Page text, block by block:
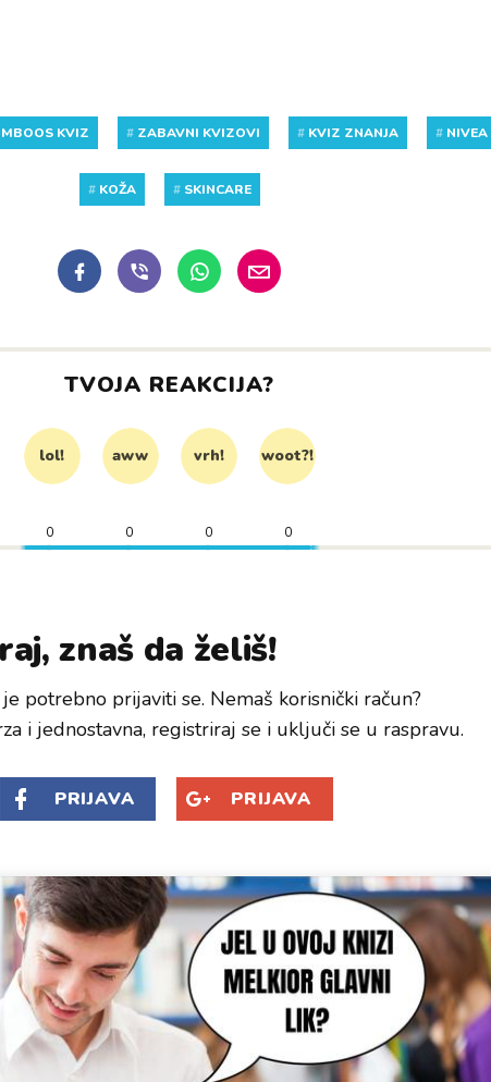
KVIZ # ZABAVNI KVIZOVI # KVIZ ZNANJA # NIVEA
# KOŽA # SKINCARE
TVOJA REAKCIJA?
lol! aww vrh! woot?!
0 0 0 0
znaš da želiš!
potrebno prijaviti se. Nemaš korisnički račun?
i jednostavna, registriraj se i uključi se u raspravu.
PRIJAVA PRIJAVA